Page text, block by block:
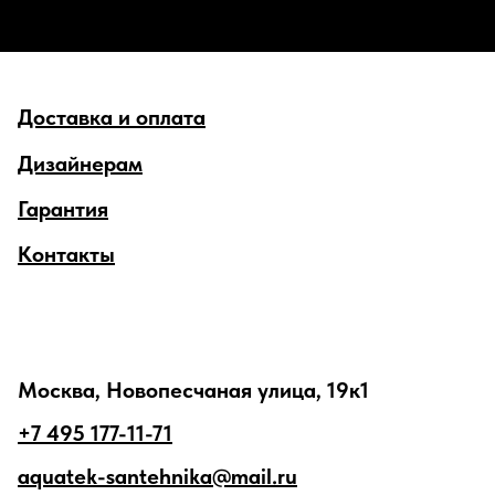
Дизайнерам
Доставка и оплата
Гарантия
Контакты
Москва, Новопесчаная улица, 19к1
+7 495 177-11-71
aquatek-santehnika@mail.ru